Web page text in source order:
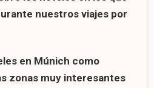
nuestros viajes por
en Múnich como
zonas muy interesantes